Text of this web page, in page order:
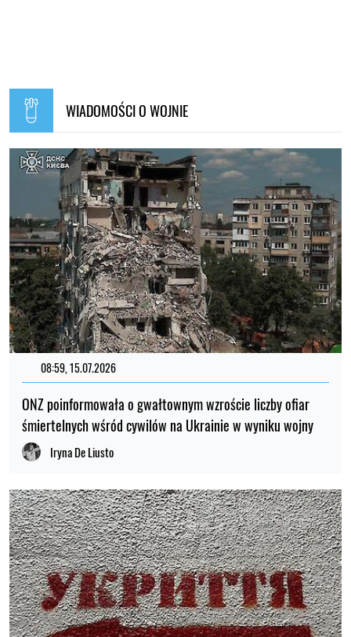
WIADOMOŚCI O WOJNIE
08:59, 15.07.2026
ONZ poinformowała o gwałtownym wzroście liczby ofiar
śmiertelnych wśród cywilów na Ukrainie w wyniku wojny
Iryna De Liusto